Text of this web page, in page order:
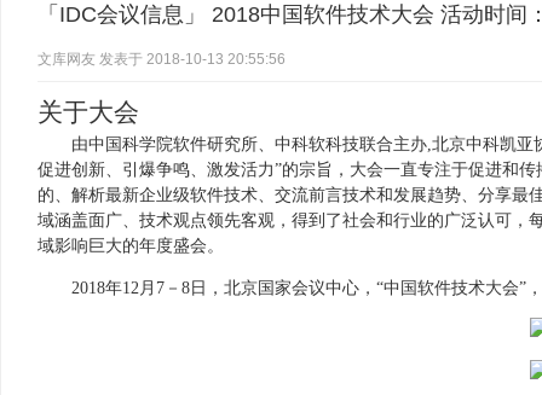
「IDC会议信息」 2018中国软件技术大会 活动时
文库网友 发表于 2018-10-13 20:55:56
关于大会
由中国科学院软件研究所、中科软科技联合主办,北京中科凯
促进创新、引爆争鸣、激发活力”的宗旨，大会一直专注于促进和
的、解析最新企业级软件技术、交流前言技术和发展趋势、分享
域涵盖面广、技术观点领先客观，得到了社会和行业的广泛认可，
域影响巨大的年度盛会。
2018年12月7－8日，北京国家会议中心，“中国软件技术大会”